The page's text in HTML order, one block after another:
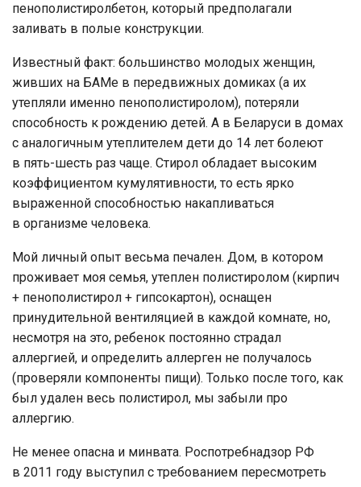
пенополистиролбетон, который предполагали
заливать в полые конструкции.
Известный факт: большинство молодых женщин,
живших на БАМе в передвижных домиках (а их
утепляли именно пенополистиролом), потеряли
способность к рождению детей. А в Беларуси в домах
с аналогичным утеплителем дети до 14 лет болеют
в пять-шесть раз чаще. Стирол обладает высоким
коэффициентом кумулятивности, то есть ярко
выраженной способностью накапливаться
в организме человека.
Мой личный опыт весьма печален. Дом, в котором
проживает моя семья, утеплен полистиролом (кирпич
+ пенополистирол + гипсокартон), оснащен
принудительной вентиляцией в каждой комнате, но,
несмотря на это, ребенок постоянно страдал
аллергией, и определить аллерген не получалось
(проверяли компоненты пищи). Только после того, как
был удален весь полистирол, мы забыли про
аллергию.
Не менее опасна и минвата. Роспотребнадзор РФ
в 2011 году выступил с требованием пересмотреть